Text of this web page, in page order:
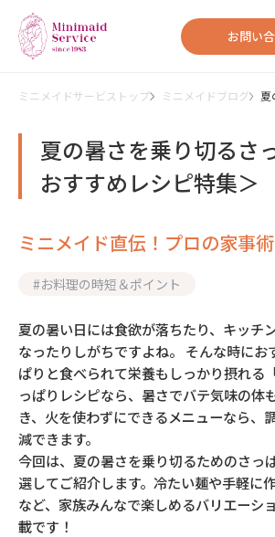
お問い
ミニメイドサービストップ ミニメイドブログ 夏
夏の暑さを乗り切るさ
おすすめレシピ特集＞
ミニメイド直伝！プロの家事術
#お料理の時短＆ポイント
夏の暑い日には食欲が落ちたり、キッチ
なったりしがちですよね。 そんな時にお
ぱりと食べられて栄養もしっかり摂れる
っぱりレシピなら、暑さでバテ気味の体
き、火を使わずにできるメニューなら、
減できます。
今回は、夏の暑さを乗り切るためのさっ
選してご紹介します。冷たい麺や手軽に
など、家族みんなで楽しめるバリエーシ
載です！